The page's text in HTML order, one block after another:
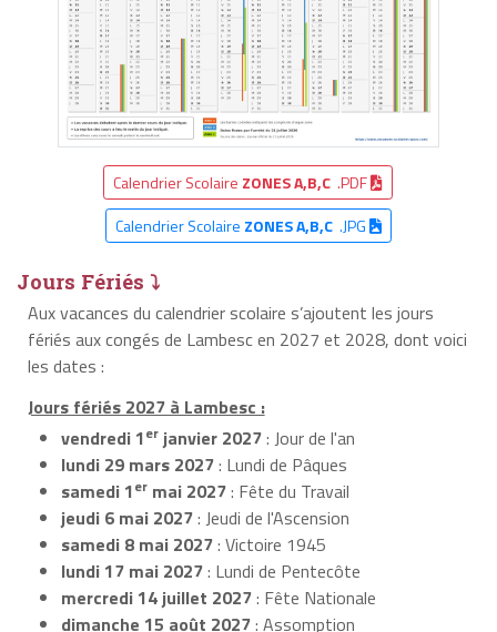
Calendrier Scolaire ZONES A,B,C .PDF
Calendrier Scolaire ZONES A,B,C.JPG
Jours Fériés ⤵
Aux vacances du calendrier scolaire s’ajoutent les jours
fériés aux congés de Lambesc en 2027 et 2028, dont voici
les dates :
Jours fériés 2027 à Lambesc :
vendredi 1er janvier 2027: Jour de l'an
lundi 29 mars 2027: Lundi de Pâques
samedi 1er mai 2027: Fête du Travail
jeudi 6 mai 2027: Jeudi de l'Ascension
samedi 8 mai 2027: Victoire 1945
lundi 17 mai 2027: Lundi de Pentecôte
mercredi 14 juillet 2027: Fête Nationale
dimanche 15 août 2027: Assomption